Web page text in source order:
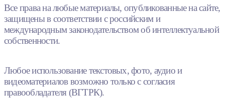
Все права на любые материалы, опубликованные на сайте,
защищены в соответствии с российским и
международным законодательством об интеллектуальной
собственности.
Любое использование текстовых, фото, аудио и
видеоматериалов возможно только с согласия
правообладателя (ВГТРК).